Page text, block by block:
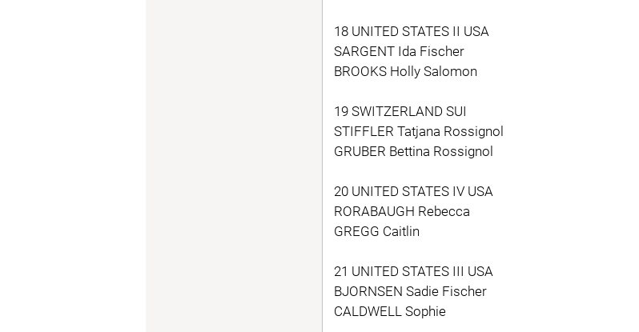
18 UNITED STATES II USA
SARGENT Ida Fischer
BROOKS Holly Salomon
19 SWITZERLAND SUI
STIFFLER Tatjana Rossignol
GRUBER Bettina Rossignol
20 UNITED STATES IV USA
RORABAUGH Rebecca
GREGG Caitlin
21 UNITED STATES III USA
BJORNSEN Sadie Fischer
CALDWELL Sophie